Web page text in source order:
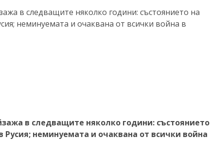
в следващите няколко години: състоянието на
неминуемата и очаквана от всички война в
в следващите няколко години: състоянието
Русия; неминуемата и очаквана от всички война